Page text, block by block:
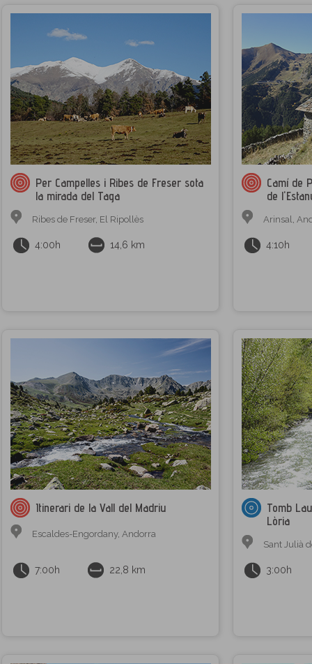
Per Campelles i Ribes de Freser sota
la mirada del Taga
Ribes de Freser, El Ripollès
4:00h 14,6 km
Camí de
de
Arinsal,
4:10h
Itinerari de la Vall del Madriu
Escaldes-Engordany, Andorra
7:00h 22,8 km
Tomb
Lòria
Sant Julià
3:00h